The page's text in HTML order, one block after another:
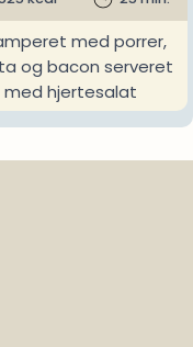
med porrer,
og bacon serveret
med hjertesalat